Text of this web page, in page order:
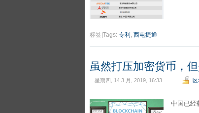
标签|Tags: 专利 , 西电捷通
虽然打压加密货币，
星期四, 14 3 月, 2019, 16:33 区
中国已经